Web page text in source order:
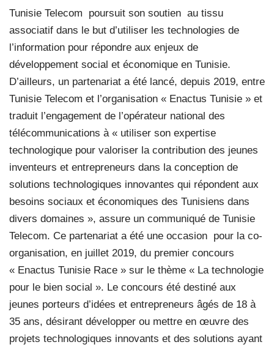
Tunisie Telecom poursuit son soutien au tissu
associatif dans le but d’utiliser les technologies de
l’information pour répondre aux enjeux de
développement social et économique en Tunisie.
D’ailleurs, un partenariat a été lancé, depuis 2019, entre
Tunisie Telecom et l’organisation « Enactus Tunisie » et
traduit l’engagement de l’opérateur national des
télécommunications à « utiliser son expertise
technologique pour valoriser la contribution des jeunes
inventeurs et entrepreneurs dans la conception de
solutions technologiques innovantes qui répondent aux
besoins sociaux et économiques des Tunisiens dans
divers domaines », assure un communiqué de Tunisie
Telecom. Ce partenariat a été une occasion pour la co-
organisation, en juillet 2019, du premier concours
« Enactus Tunisie Race » sur le thème « La technologie
pour le bien social ». Le concours été destiné aux
jeunes porteurs d’idées et entrepreneurs âgés de 18 à
35 ans, désirant développer ou mettre en œuvre des
projets technologiques innovants et des solutions ayant